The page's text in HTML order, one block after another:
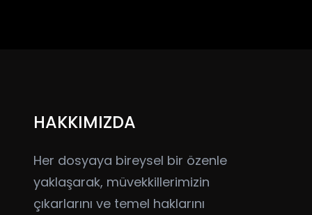
HAKKIMIZDA
Her dosyaya bireysel bir özenle
yaklaşarak, müvekkillerimizin
çıkarlarını ve temel haklarını